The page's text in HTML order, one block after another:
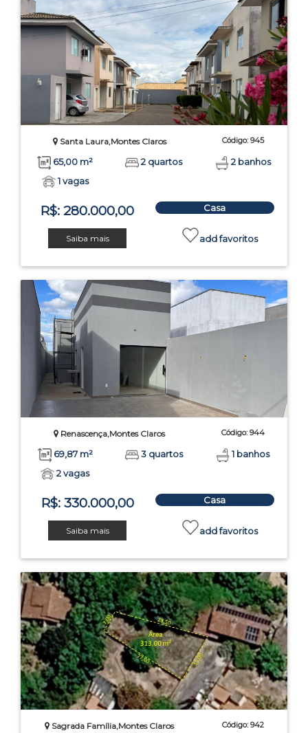
Santa Laura,Montes Claros Código: 945
65,00 m² 2 quartos
2 banhos
1 vagas
R$: 280.000,00 Casa
Saiba mais add favoritos
Renascença,Montes Claros Código: 944
69,87 m² 3 quartos
1 banhos
2 vagas
R$: 330.000,00 Casa
Saiba mais add favoritos
Sagrada Família,Montes Claros Código: 942